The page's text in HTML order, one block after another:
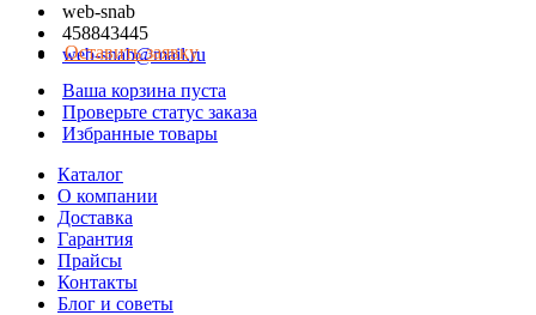
web-snab
458843445
web-snab@mail.ru
Оставить заявку
Ваша корзина пуста
Проверьте статус заказа
Избранные товары
Каталог
О компании
Доставка
Гарантия
Прайсы
Контакты
Блог и советы